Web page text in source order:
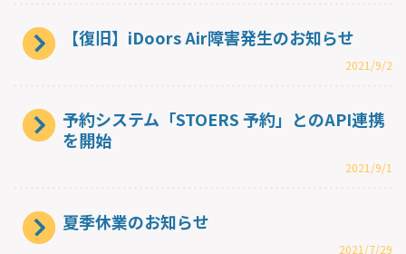
【復旧】iDoors Air障害発生のお知らせ
2021/9/2
予約システム「STOERS 予約」とのAPI連携
を開始
2021/9/1
夏季休業のお知らせ
2021/7/29